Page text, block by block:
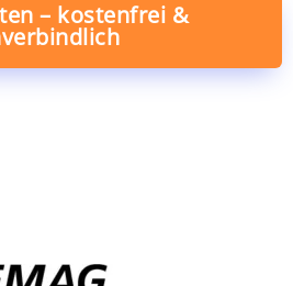
– kostenfrei &